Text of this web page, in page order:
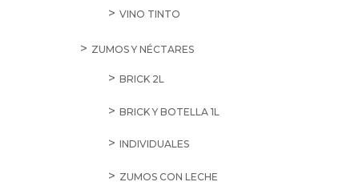
VINO TINTO
ZUMOS Y NÉCTARES
BRICK 2L
BRICK Y BOTELLA 1L
INDIVIDUALES
ZUMOS CON LECHE